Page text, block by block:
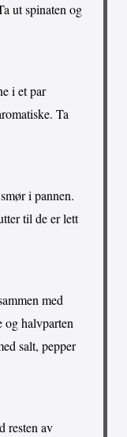
ut spinaten og
i et par
Ta
i pannen.
til de er lett
med
og halvparten
salt, pepper
resten av